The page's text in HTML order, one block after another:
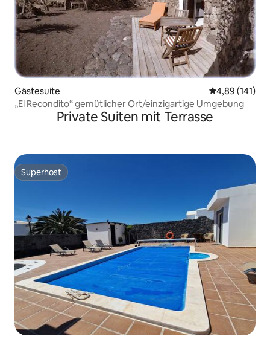
Gästesuite
4,89 (141)
„El Recondito“ gemütlicher Ort/einzigartige Umgebung
Private Suiten mit Terrasse
Superhost
Superhost